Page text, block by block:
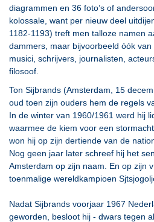
diagrammen en 36 foto’s of
kolossale, want per nieuw deel
1182-1193) treft men talloze namen
dammers, maar bijvoorbeeld óók van
musici, schrijvers, journalisten,
filosoof.
Ton Sijbrands (Amsterdam, 15
oud toen zijn ouders hem de regels
In de winter van 1960/1961 werd hij
waarmee de kiem voor een
won hij op zijn dertiende van de
Nog geen jaar later schreef hij het
Amsterdam op zijn naam. En op zijn
toenmalige wereldkampioen
Nadat Sijbrands voorjaar 1967
geworden, besloot hij - dwars tegen